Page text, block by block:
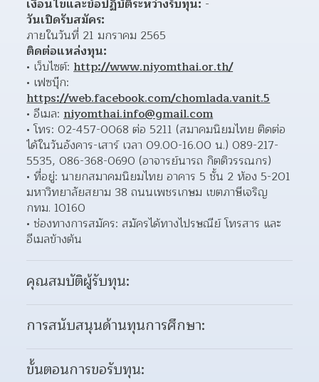
เงื่อนไขและข้อปฏิบัติระหว่างรับทุน: -
วันเปิดรับสมัคร:
ภายในวันที่ 21 มกราคม 2565
ติดต่อแหล่งทุน:
เว็บไซต์: http://www.niyomthai.or.th/
https://web.facebook.com/chomlada.vanit.5
อีเมล: niyomthai.info@gmail.com
โทร: 02-457-0068 ต่อ 5211 (สมาคมนิยมไทย ติดต่อ
ได้ในวันอังคาร-เสาร์ เวลา 09.00-16.00 น.) 089-217-
5535, 086-368-0690 (อาจารย์นารถ กิตติวรรณกร)
ที่อยู่: นายกสมาคมนิยมไทย อาคาร 5 ชั้น 2 ห้อง 5-201
มหาวิทยาลัยสยาม 38 ถนนเพชรเกษม เขตภาษีเจริญ
กทม. 10160
ช่องทางการสมัคร: สมัครได้ทางไปรษณีย์ โทรสาร และ
อีเมลข้างต้น
คุณสมบัติผู้รับทุน:
การสนับสนุนด้านทุนการศึกษา:
ขั้นตอนการขอรับทุน: